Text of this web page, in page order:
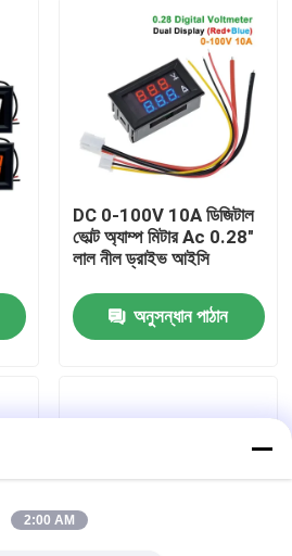
DC 0-100V 10A ডিজিটাল
ভোল্ট অ্যাম্প মিটার Ac 0.28"
লাল নীল ড্রাইভ আইসি
অনুসন্ধান পাঠান
2:00 AM